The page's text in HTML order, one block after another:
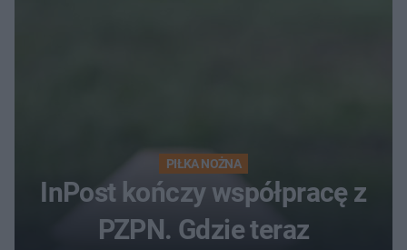
PIŁKA NOŻNA
InPost kończy współpracę z
PZPN. Gdzie teraz